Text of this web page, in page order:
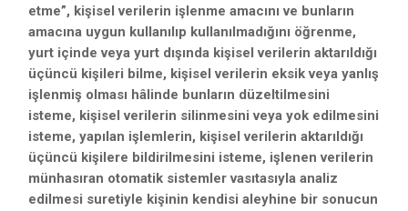
etme”, kişisel verilerin işlenme amacını ve bunların
amacına uygun kullanılıp kullanılmadığını öğrenme,
yurt içinde veya yurt dışında kişisel verilerin aktarıldığı
üçüncü kişileri bilme, kişisel verilerin eksik veya yanlış
işlenmiş olması hâlinde bunların düzeltilmesini
isteme, kişisel verilerin silinmesini veya yok edilmesini
isteme, yapılan işlemlerin, kişisel verilerin aktarıldığı
üçüncü kişilere bildirilmesini isteme, işlenen verilerin
münhasıran otomatik sistemler vasıtasıyla analiz
edilmesi suretiyle kişinin kendisi aleyhine bir sonucun